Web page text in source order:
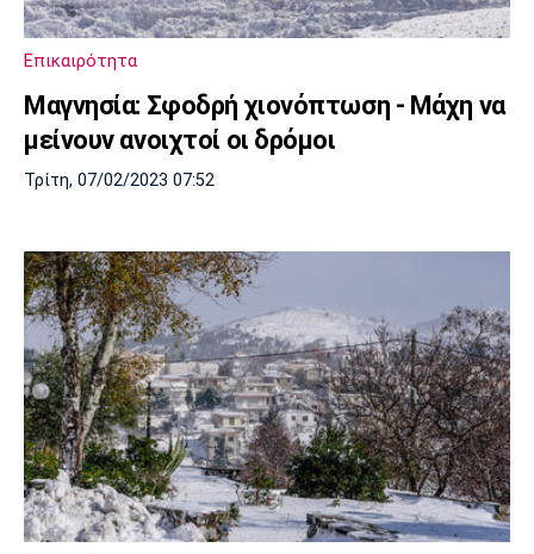
Επικαιρότητα
Μαγνησία: Σφοδρή χιονόπτωση - Μάχη να
μείνουν ανοιχτοί οι δρόμοι
Τρίτη, 07/02/2023 07:52